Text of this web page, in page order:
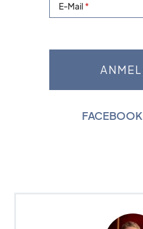
E-Mail
FACEBOOK